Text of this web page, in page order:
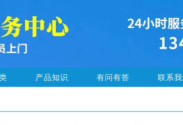
产品知识 有问有答 联系